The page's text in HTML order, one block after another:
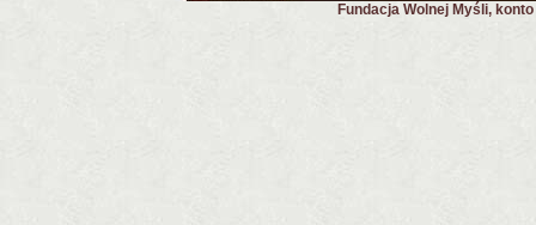
Fundacja Wolnej Myśli,